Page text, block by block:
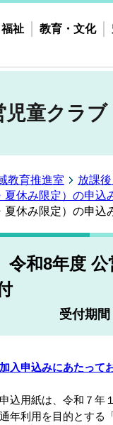
祉 教育・文化
童クラブ
教育推進室
放課
休み限定）の申込
休み限定）の申込
令和8年度 公
受付期
加入申込みにあたって
込用紙は、令和７年
年利用を目的とする